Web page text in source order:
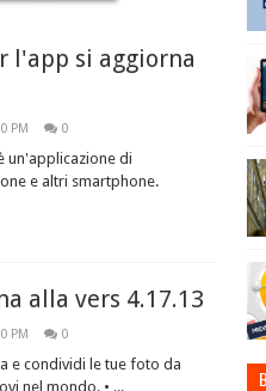
l'app si aggiorna
PM 0
di
e altri smartphone.
alla vers 4.17.13
PM 0
e condividi le tue foto da
nel mondo. • ...